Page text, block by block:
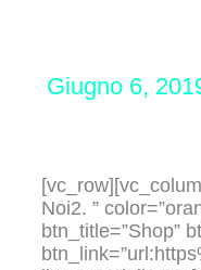
Giugno 6,
Noi2. ”
btn_title=”Shop”